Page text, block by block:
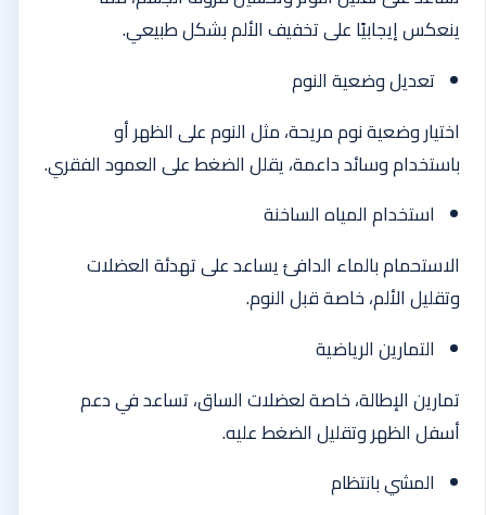
ينعكس إيجابيًا على تخفيف الألم بشكل طبيعي.
تعديل وضعية النوم
اختيار وضعية نوم مريحة، مثل النوم على الظهر أو
باستخدام وسائد داعمة، يقلل الضغط على العمود الفقري.
استخدام المياه الساخنة
الاستحمام بالماء الدافئ يساعد على تهدئة العضلات
وتقليل الألم، خاصة قبل النوم.
التمارين الرياضية
تمارين الإطالة، خاصة لعضلات الساق، تساعد في دعم
أسفل الظهر وتقليل الضغط عليه.
المشي بانتظام